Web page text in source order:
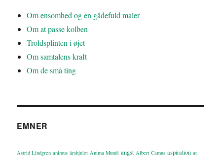
Om ensomhed og en gådefuld maler
Om at passe kolben
Troldsplinten i øjet
Om samtalens kraft
Om de små ting
EMNER
Astrid Lindgren animus årshjulet Anima Mundi angst Albert Camus aspiration at